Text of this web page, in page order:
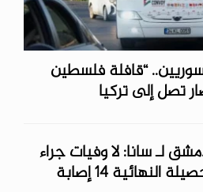
“قافلة فلسطين
تصل إلى تركيا
لـ سانا: لا وفيات جراء
النهائية 14 إصابة